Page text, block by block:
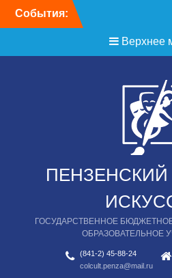
События:
Верхнее
ГОСУДАРСТВЕННОЕ
ОБРАЗОВАТЕЛЬНОЕ
(841-2) 45-88-24
colcult.penza@mail.ru